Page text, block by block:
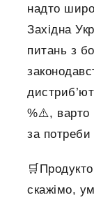
надто
Західна
питань з
%⚠️, варто
за
скажімо,